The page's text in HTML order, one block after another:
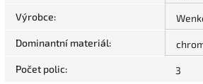
Výrobce:
Dominantní materiál:
Počet polic: 3